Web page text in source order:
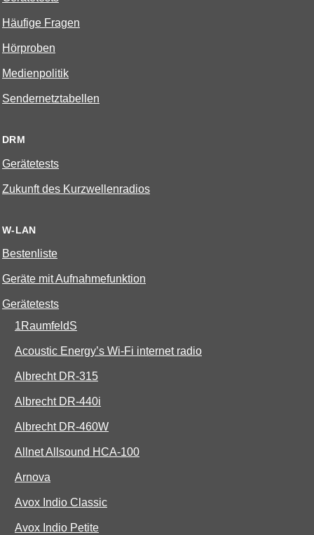
Häufige Fragen
Hörproben
Medienpolitik
Sendernetztabellen
DRM
Gerätetests
Zukunft des Kurzwellenradios
W-LAN
Bestenliste
Geräte mit Aufnahmefunktion
Gerätetests
1RaumfeldS
Acoustic Energy’s Wi-Fi internet radio
Albrecht DR-315
Albrecht DR-440i
Albrecht DR-460W
Allnet Allsound HCA-100
Arnova
Avox Indio Classic
Avox Indio Petite